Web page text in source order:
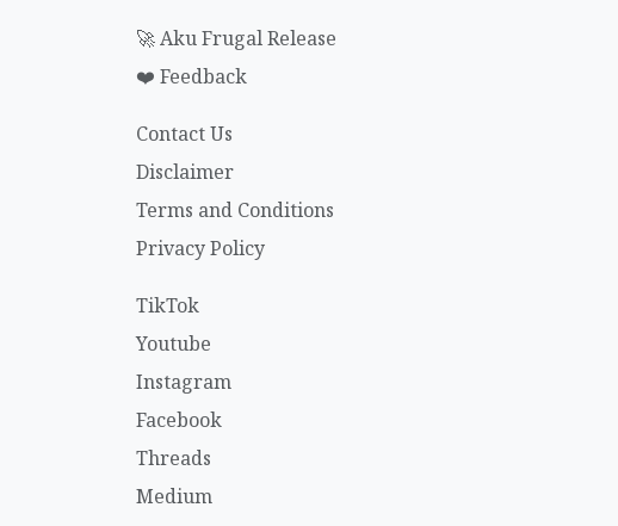
🚀 Aku Frugal Release
❤️ Feedback
Contact Us
Disclaimer
Terms and Conditions
Privacy Policy
TikTok
Youtube
Instagram
Facebook
Threads
Medium